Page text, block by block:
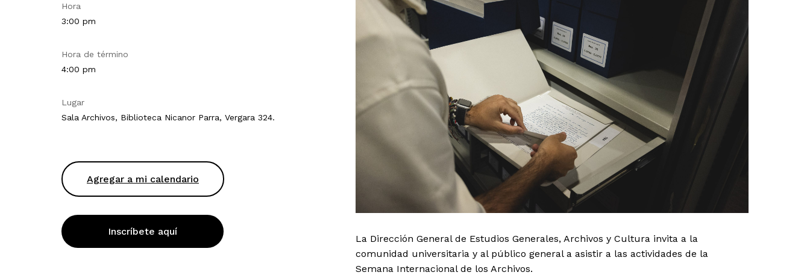
Hora
3:00 pm
Hora de término
4:00 pm
Lugar
Sala Archivos, Biblioteca Nicanor Parra, Vergara 324.
Agregar a mi calendario
Inscríbete aquí
La Dirección General de Estudios Generales, Archivos y Cultura invita a la
comunidad universitaria y al público general a asistir a las actividades de la
Semana Internacional de los Archivos.